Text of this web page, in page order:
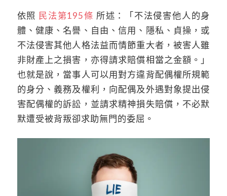
依照 民法第195條 所述：「不法侵害他人的身
體、健康、名譽、自由、信用、隱私、貞操，或
不法侵害其他人格法益而情節重大者，被害人雖
非財產上之損害，亦得請求賠償相當之金額。」
也就是說，當事人可以用對方違背配偶權所規範
的身分、義務及權利，向配偶及外遇對象提出侵
害配偶權的訴訟，並請求精神損失賠償，不必默
默遭受被背叛卻求助無門的委屈。